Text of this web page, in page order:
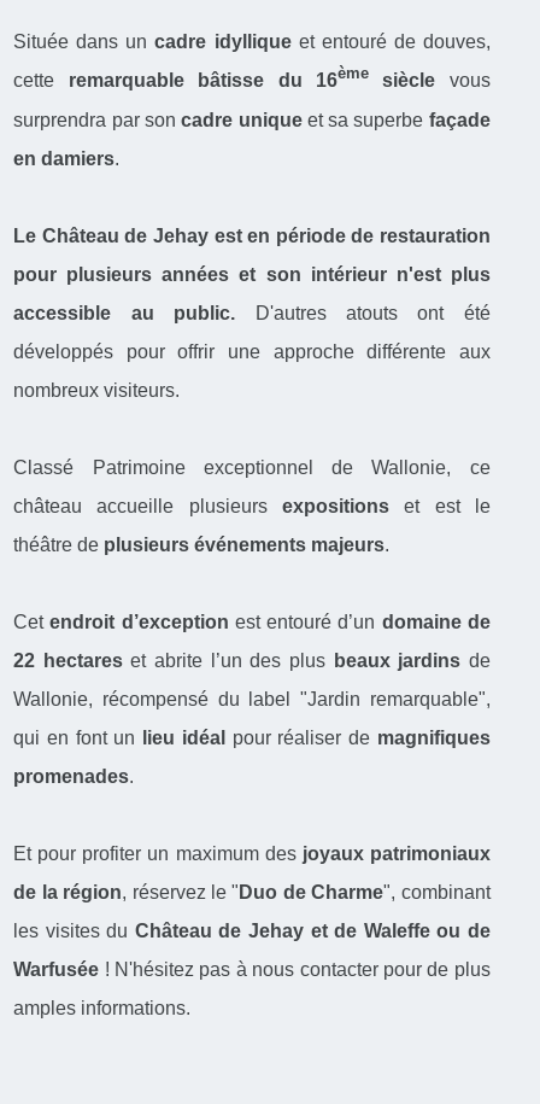
Située dans uncadre idylliqueet entouré de douves,
cette remarquable bâtisse du 16èmesiècle vous
surprendra par soncadre uniqueet sa superbe façade
en damiers.
Le Château de Jehay est en période de restauration
pour plusieurs années et son intérieur n'est plus
accessible au public.
D'autres atouts ont été
développés pour offrir une approche différente aux
nombreux visiteurs.
Classé Patrimoine exceptionnel de Wallonie, ce
château accueille plusieurs expositions et est le
théâtre de plusieurs événements majeurs.
Cetendroit d’exception est entouré d’un domaine de
22 hectareset abrite l’un des plus beaux jardins de
Wallonie, récompensé du label "Jardin remarquable",
qui en font un
lieu idéal pour réaliser de magnifiques
promenades.
Et pour profiter un maximum des joyaux patrimoniaux
de la région, réservez le " Duo de Charme", combinant
les visites du Château de Jehay et de Waleffe ou de
Warfusée ! N'hésitez pas à nous contacter pour de plus
amples informations.